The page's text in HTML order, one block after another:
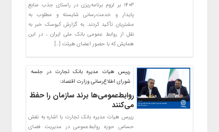
۱۴۰۳ بر لزوم برنامه‌ریزی در راستای جذب منابع
پایدار و خدمت‌رسانی شایسته و مطلوب به
مشتریان تأکید کردند. به گزارش کیوسک خبر به
نقل از روابط عمومی بانک ملی ایران ، در این
همایش که با حضور اعضای هیئت […]
رییس هیات مدیره بانک تجارت در جلسه
شورای اطلاع‌رسانی وزارت اقتصاد:
روابط‌عمومی‌ها برند سازمان را حفظ
می‌کنند
رییس هیات مدیره بانک تجارت با اشاره به نقش
حساس حوزه روابط‌عمومی در مدیریت فضای